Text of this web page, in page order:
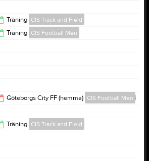
Träning CIS Track and Field
Träning CIS Football Men
v.24
Göteborgs City FF (hemma) CIS Football Men
Träning CIS Track and Field